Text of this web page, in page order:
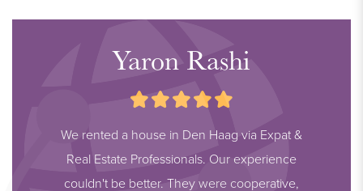
- Private storage in the basement
- Private parking for € 100 per month
- Available 15 February 2020
Yaron Rashi
We rented a house in Den Haag via Expat &
Real Estate Professionals. Our experience
couldn't be better. They were cooperative,